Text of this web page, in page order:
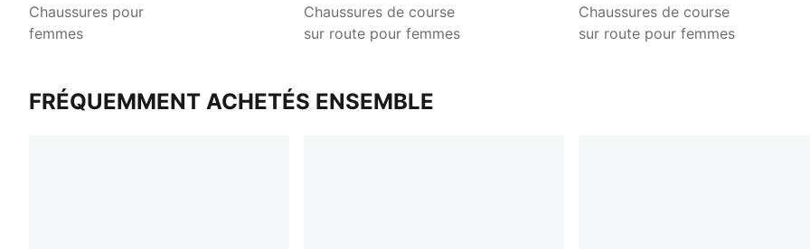
Elite 4
Chaussures pour
femmes
Chaussures de course
sur route pour femmes
Chaussures de course
sur route pour femmes
FRÉQUEMMENT ACHETÉS ENSEMBLE